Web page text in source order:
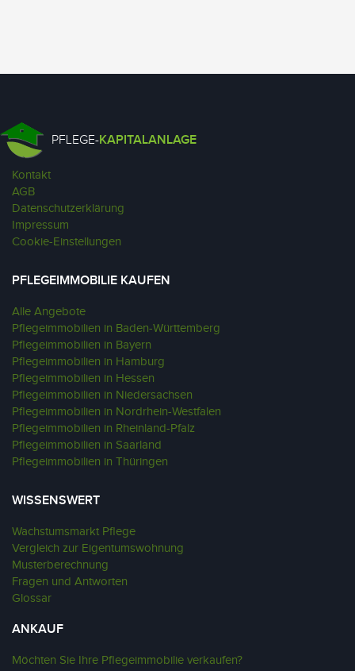
PFLEGE-KAPITALANLAGE
Kontakt
AGB
Datenschutzerklärung
Impressum
Cookie-Einstellungen
PFLEGEIMMOBILIE KAUFEN
Alle Angebote
Pflegeimmobilien in Baden-Württemberg
Pflegeimmobilien in Bayern
Pflegeimmobilien in Hamburg
Pflegeimmobilien in Hessen
Pflegeimmobilien in Niedersachsen
Pflegeimmobilien in Nordrhein-Westfalen
Pflegeimmobilien in Rheinland-Pfalz
Pflegeimmobilien in Saarland
Pflegeimmobilien in Thüringen
WISSENSWERT
Wachstumsmarkt Pflege
Vergleich zur Eigentumswohnung
Musterberechnung
Fragen und Antworten
Glossar
ANKAUF
Möchten Sie Ihre Pflegeimmobilie verkaufen?